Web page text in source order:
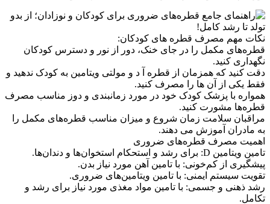
نکات مهم مصرف قطره های کودکان:
قطره‌های مکمل را در جای خنک، دور از نور و دسترس کودکان
نگهداری کنید.
دقت کنید که همزمان از قطره آ د و مولتی ویتامین به کودک ندهید و
فقط یکی از آن ها را مصرف کنید.
همواره با پزشک کودک خود در مورد زمانبندی و دوز مناسب مصرف
قطره‌ها مشورت کنید.
مراقبان سلامت زمان شروع و میزان مناسب قطره‌های مکمل را
به مادران آموزش می دهند.
اهمیت مصرف قطره‌های ضروری
تامین ویتامین D: برای رشد و استحکام استخوان‌ها و دندان‌ها.
پیشگیری از کم‌خونی: با تامین آهن مورد نیاز بدن.
تقویت سیستم ایمنی: با تامین ویتامین‌های ضروری.
رشد ذهنی و جسمی: با تامین مواد مغذی مورد نیاز برای رشد و
تکامل.